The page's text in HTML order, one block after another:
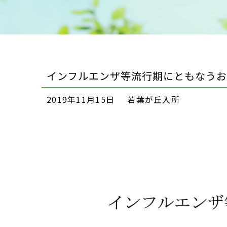
インフルエンザ等流行期にともなう
2019年11月15日 若葉が丘入所